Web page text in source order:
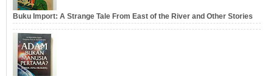
Buku Import: A Strange Tale From East of the River and Other Stories